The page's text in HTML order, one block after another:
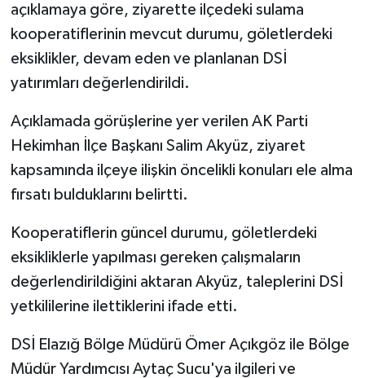
açıklamaya göre, ziyarette ilçedeki sulama
kooperatiflerinin mevcut durumu, göletlerdeki
eksiklikler, devam eden ve planlanan DSİ
yatırımları değerlendirildi.
Açıklamada görüşlerine yer verilen AK Parti
Hekimhan İlçe Başkanı Salim Akyüz, ziyaret
kapsamında ilçeye ilişkin öncelikli konuları ele alma
fırsatı bulduklarını belirtti.
Kooperatiflerin güncel durumu, göletlerdeki
eksikliklerle yapılması gereken çalışmaların
değerlendirildiğini aktaran Akyüz, taleplerini DSİ
yetkililerine ilettiklerini ifade etti.
DSİ Elazığ Bölge Müdürü Ömer Açıkgöz ile Bölge
Müdür Yardımcısı Aytaç Sucu'ya ilgileri ve